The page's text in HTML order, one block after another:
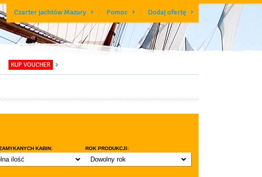
Czarter jachtów Mazury Pomoc Dodaj ofertę
KUP VOUCHER
KABIN:
ilość
ROK PRODUKCJI:
Dowolny rok